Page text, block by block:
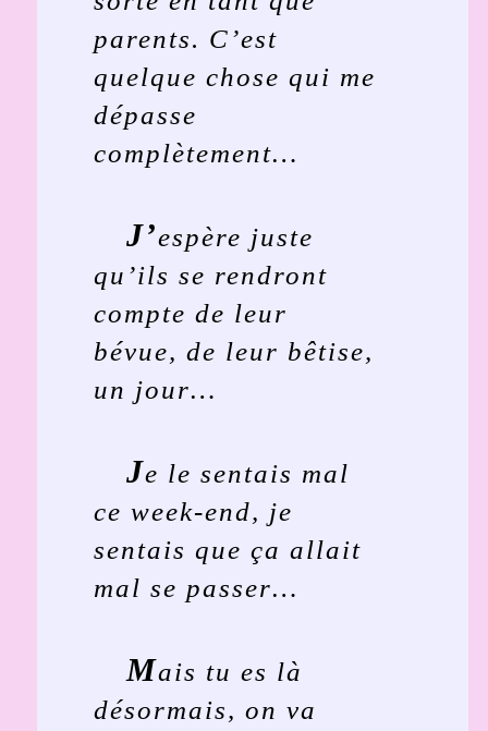
parents. C’est
quelque chose qui me
dépasse
complètement…
J’espère juste
qu’ils se rendront
compte de leur
bévue, de leur bêtise,
un jour…
Je le sentais mal
ce week-end, je
sentais que ça allait
mal se passer…
Mais tu es là
désormais, on va